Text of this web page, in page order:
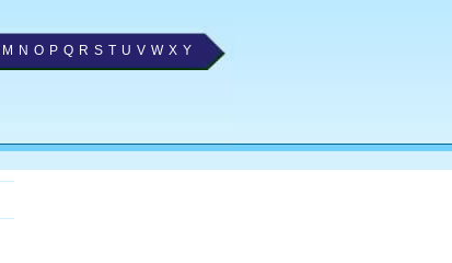
M N O P Q R S T U V W X Y